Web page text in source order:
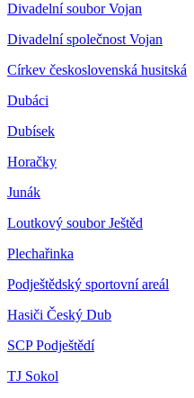
Divadelní soubor Vojan
Divadelní společnost Vojan
Církev československá husitská
Dubáci
Dubísek
Horačky
Junák
Loutkový soubor Ještěd
Plechařinka
Podještědský sportovní areál
Hasiči Český Dub
SCP Podještědí
TJ Sokol